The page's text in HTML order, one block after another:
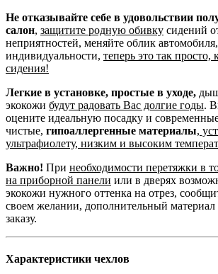
Не отказывайте себе в удовольствии
салон, защитите родную обивку сидений
неприятностей, меняйте облик
индивидуальности, теперь это так просто,
сидения!
Легкие в установке, простые в уходе,
экокожи будут радовать Вас долгие годы.
оцените идеальную посадку и
чистые, гипоаллергенные материалы,
ультрафиолету, низким и высоким
Важно! При необходимости перетяжки в
на приборной панели или в дверях
экокожи нужного оттенка на отрез,
своем желании, дополнительный материал
заказу.
Характеристики чехлов